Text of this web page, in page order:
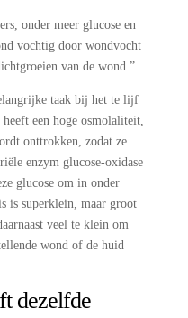
onder meer glucose en
vochtig door wondvocht
van de wond.”
taak bij het te lijf
een hoge osmolaliteit,
onttrokken, zodat ze
enzym glucose-oxidase
glucose om in onder
is superklein, maar groot
veel te klein om
wond of de huid
dezelfde